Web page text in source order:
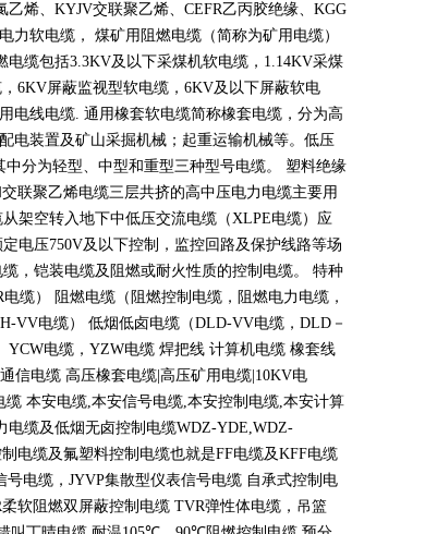
乙烯、 KYJV交联聚乙烯、 CEFR乙丙胶绝缘、 KGG
力软电缆， 煤矿用阻燃电缆（简称为矿用电缆）
电缆包括3.3KV及以下采煤机软电缆， 1.14KV采煤
6KV屏蔽监视型软电缆， 6KV及以下屏蔽软电
电线电缆. 通用橡套软电缆简称橡套电缆，分为高
电装置及矿山采掘机械；起重运输机械等。低压
分为轻型、中型和重型三种型号电缆。 塑料绝缘
联聚乙烯电缆三层共挤的高中压电力电缆主要用
架空转入地下中低压交流电缆（XLPE电缆）应
电压750V及以下控制，监控回路及保护线路等场
，铠装电缆及阻燃或耐火性质的控制电缆。 特种
电缆） 阻燃电缆（阻燃控制电缆，阻燃电力电缆，
VV电缆） 低烟低卤电缆（DLD-VV电缆， DLD －
YCW电缆， YZW电缆 焊把线 计算机电缆 橡套线
信电缆 高压橡套电缆 高压矿用电缆 |10KV电
缆 本安电缆,本安信号电缆,本安控制电缆,本安计算
电缆及低烟无卤控制电缆WDZ-YDE,WDZ-
电缆及氟塑料控制电缆也就是FF电缆及KFF电缆
号电缆， JYVP集散型仪表信号电缆 自承式控制电
柔软阻燃双屏蔽控制电缆 TVR弹性体电缆，吊篮